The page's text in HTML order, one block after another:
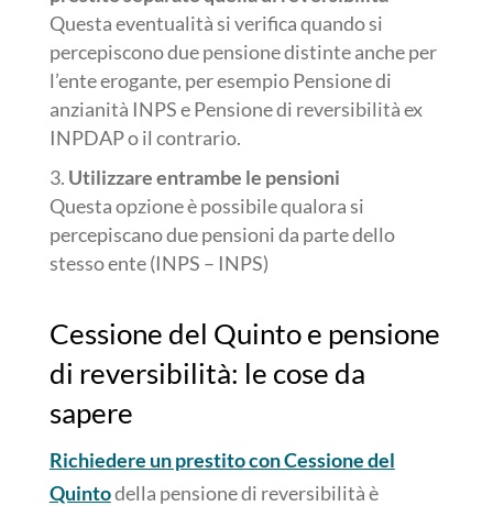
Questa eventualità si verifica quando si
percepiscono due pensione distinte anche per
l’ente erogante, per esempio Pensione di
anzianità INPS e Pensione di reversibilità ex
INPDAP o il contrario.
Utilizzare entrambe le pensioni
Questa opzione è possibile qualora si
percepiscano due pensioni da parte dello
stesso ente (INPS – INPS)
Cessione del Quinto e pensione
di reversibilità: le cose da
sapere
Richiedere un prestito con Cessione del
Quintodella pensione di reversibilità è